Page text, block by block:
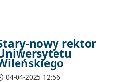
nowy rektor
04-04-2025 12:56